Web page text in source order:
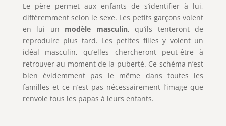
Le père permet aux enfants de s’identifier à lui,
différemment selon le sexe. Les petits garçons voient
en lui un modèle masculin, qu’ils tenteront de
reproduire plus tard. Les petites filles y voient un
idéal masculin, qu’elles chercheront peut-être à
retrouver au moment de la puberté. Ce schéma n’est
bien évidemment pas le même dans toutes les
familles et ce n’est pas nécessairement l’image que
renvoie tous les papas à leurs enfants.